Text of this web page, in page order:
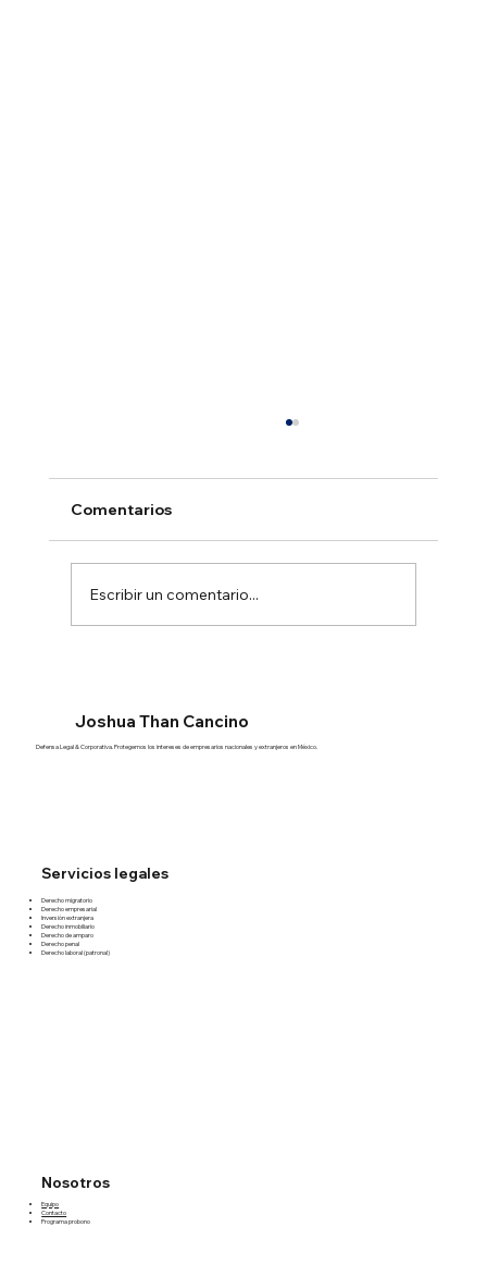
Comentarios
Escribir un comentario...
Joshua Than Cancino
Defensa Legal & Corporativa. Protegemos los intereses de empresarios nacionales y extranjeros en México.
Servicios legales
Derecho migratorio
Derecho empresarial
Inversión extranjera
Derecho inmobiliario
Derecho de amparo
Derecho penal
Derecho laboral (patronal)
Nosotros
Equipo
Contacto
Programa probono